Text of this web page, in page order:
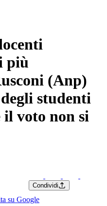
più
(Anp)
studenti
voto non si
Condividi
su Google